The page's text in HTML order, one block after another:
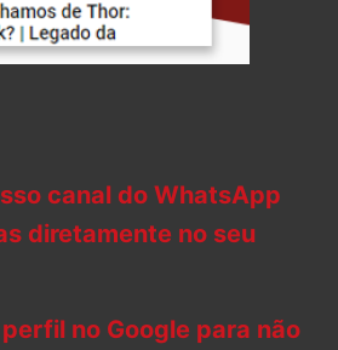
canal do WhatsApp
diretamente no seu
no Google para não